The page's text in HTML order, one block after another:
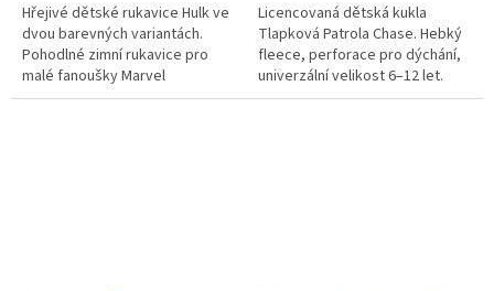
5
hvězdiček.
Hřejivé dětské rukavice Hulk ve
dvou barevných variantách.
Pohodlné zimní rukavice pro
malé fanoušky Marvel
superhrdinů 💚❄️ Více produktů
5
hvězdiček.
Licencovaná dětská kukla
Tlapková Patrola Chase. Hebký
fleece, perforace pro dýchání,
univerzální velikost 6–12 let.
Oficiální licence. Více produktů s